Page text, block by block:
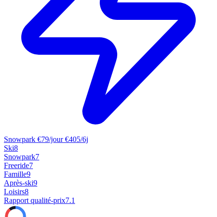
Snowpark €79/jour €405/6j
Ski8
Snowpark7
Freeride7
Famille9
Après-ski9
Loisirs8
Rapport qualité-prix7.1